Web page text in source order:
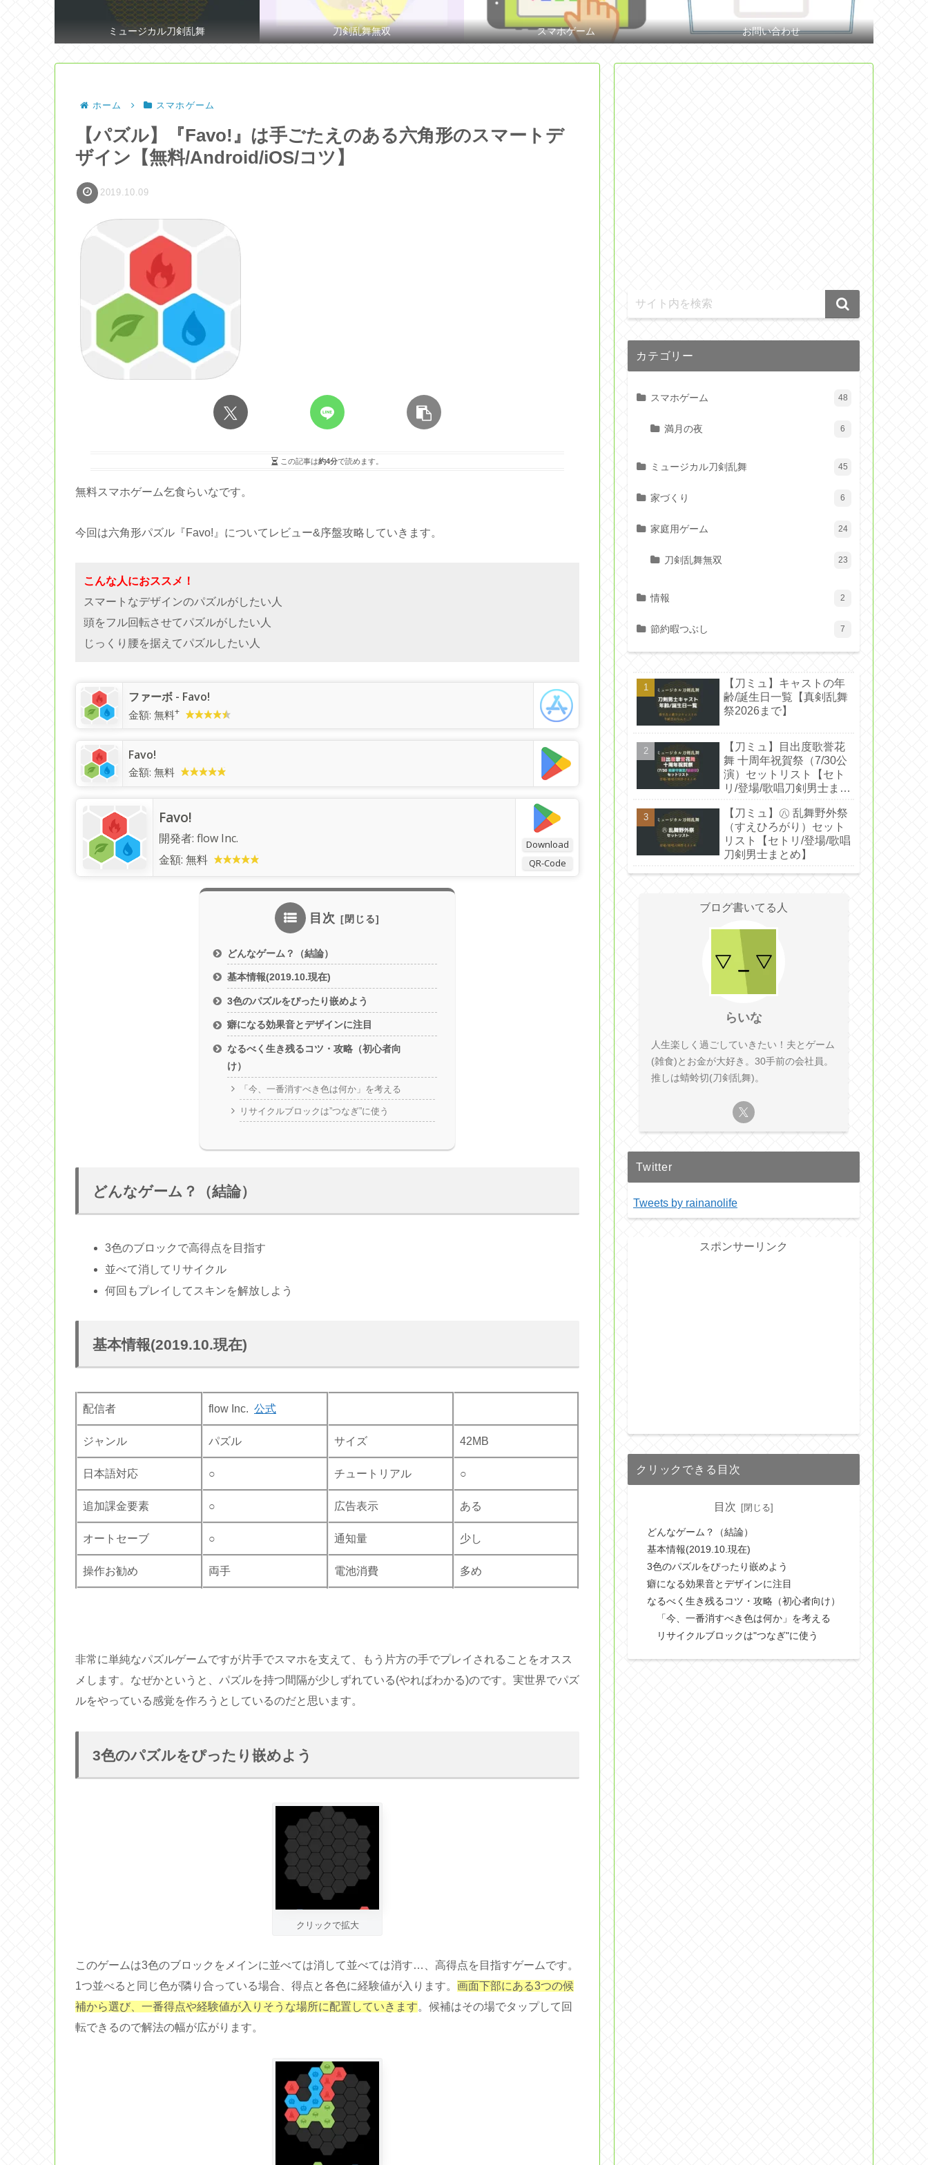
ミュージカル刀剣乱舞 刀剣乱舞無双 スマホゲーム お問い合わせ
ホーム スマホゲーム
【パズル】『Favo!』は手ごたえのある六角形のスマートデ
ザイン【無料/Android/iOS/コツ】
2019.10.09
この記事は約4分で読めます。
無料スマホゲーム乞食らいなです。
今回は六角形パズル『Favo!』についてレビュー&序盤攻略していきます。
こんな人におススメ！
スマートなデザインのパズルがしたい人
頭をフル回転させてパズルがしたい人
じっくり腰を据えてパズルしたい人
‎ファーボ - Favo!
金額: 無料+
Favo!
金額: 無料
Download
QR-Code
Favo!
開発者: flow Inc.
金額: 無料
目次
どんなゲーム？（結論）
基本情報(2019.10.現在)
3色のパズルをぴったり嵌めよう
癖になる効果音とデザインに注目
なるべく生き残るコツ・攻略（初心者向
け）
「今、一番消すべき色は何か」を考える
リサイクルブロックは”つなぎ”に使う
どんなゲーム？（結論）
3色のブロックで高得点を目指す
並べて消してリサイクル
何回もプレイしてスキンを解放しよう
基本情報(2019.10.現在)
配信者 flow Inc. 公式
ジャンル パズル サイズ 42MB
日本語対応 ○ チュートリアル ○
追加課金要素 ○ 広告表示 ある
オートセーブ ○ 通知量 少し
操作お勧め 両手 電池消費 多め
非常に単純なパズルゲームですが片手でスマホを支えて、もう片方の手でプレイされることをオスス
メします。なぜかというと、パズルを持つ間隔が少しずれている(やればわかる)のです。実世界でパズ
ルをやっている感覚を作ろうとしているのだと思います。
3色のパズルをぴったり嵌めよう
クリックで拡大
このゲームは3色のブロックをメインに並べては消して並べては消す…、高得点を目指すゲームです。
1つ並べると同じ色が隣り合っている場合、得点と各色に経験値が入ります。 画面下部にある3つの候
補から選び、一番得点や経験値が入りそうな場所に配置していきます。候補はその場でタップして回
転できるので解法の幅が広がります。
カテゴリー
スマホゲーム 48
満月の夜 6
ミュージカル刀剣乱舞 45
家づくり 6
家庭用ゲーム 24
刀剣乱舞無双 23
情報 2
節約暇つぶし 7
【刀ミュ】キャストの年
齢/誕生日一覧【真剣乱舞
祭2026まで】
【刀ミュ】目出度歌誉花
舞 十周年祝賀祭（7/30公
演）セットリスト【セト
リ/登場/歌唱刀剣男士まと
【刀ミュ】㊇ 乱舞野外祭
（すえひろがり）セット
リスト【セトリ/登場/歌唱
刀剣男士まとめ】
ブログ書いてる人
らいな
人生楽しく過ごしていきたい！夫とゲーム
(雑食)とお金が大好き。30手前の会社員。
推しは蜻蛉切(刀剣乱舞)。
Twitter
Tweets by rainanolife
スポンサーリンク
クリックできる目次
目次
どんなゲーム？（結論）
基本情報(2019.10.現在)
3色のパズルをぴったり嵌めよう
癖になる効果音とデザインに注目
なるべく生き残るコツ・攻略（初心者向け）
「今、一番消すべき色は何か」を考える
リサイクルブロックは"つなぎ"に使う